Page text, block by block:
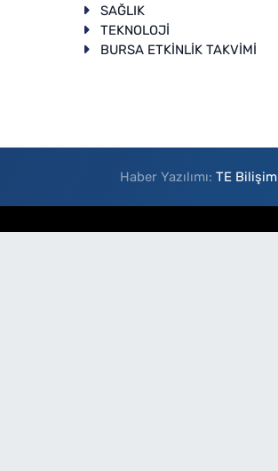
SAĞLIK
TEKNOLOJİ
BURSA ETKİNLİK TAKVİMİ
Haber Yazılımı:TE Bilişim